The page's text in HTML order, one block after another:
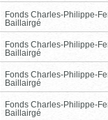
Fonds Charles-Philippe-
Baillairgé
Fonds Charles-Philippe-
Baillairgé
Fonds Charles-Philippe-
Baillairgé
Fonds Charles-Philippe-
Baillairgé